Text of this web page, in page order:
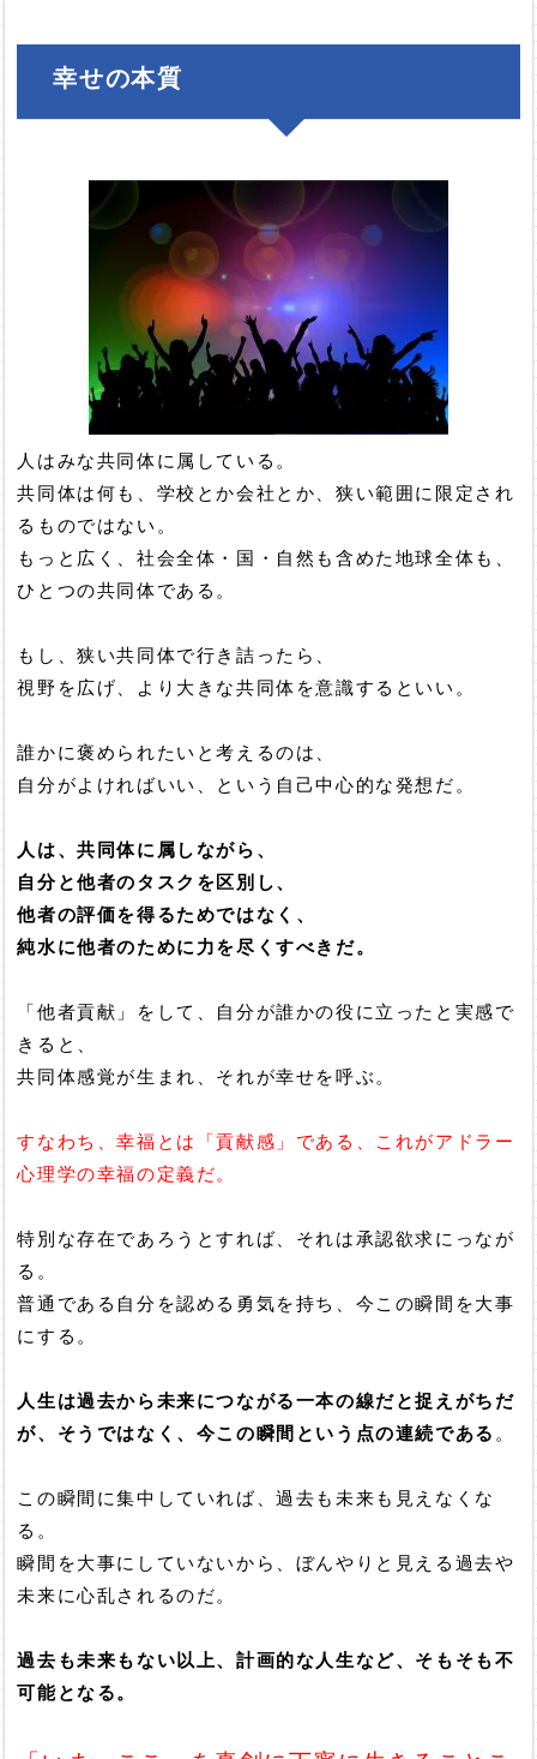
幸せの本質
人はみな共同体に属している。
共同体は何も、学校とか会社とか、狭い範囲に限定され
るものではない。
もっと広く、社会全体・国・自然も含めた地球全体も、
ひとつの共同体である。
もし、狭い共同体で行き詰ったら、
視野を広げ、より大きな共同体を意識するといい。
誰かに褒められたいと考えるのは、
自分がよければいい、という自己中心的な発想だ。
人は、共同体に属しながら、
自分と他者のタスクを区別し、
他者の評価を得るためではなく、
純水に他者のために力を尽くすべきだ。
「他者貢献」をして、自分が誰かの役に立ったと実感で
きると、
共同体感覚が生まれ、それが幸せを呼ぶ。
すなわち、幸福とは「貢献感」である、これがアドラー
心理学の幸福の定義だ。
特別な存在であろうとすれば、それは承認欲求にっなが
る。
普通である自分を認める勇気を持ち、今この瞬間を大事
にする。
人生は過去から未来につながる一本の線だと捉えがちだ
が、そうではなく、今この瞬間という点の連続である 。
この瞬間に集中していれば、過去も未来も見えなくな
る。
瞬間を大事にしていないから、ぼんやりと見える過去や
未来に心乱されるのだ。
過去も未来もない以上、計画的な人生など、そもそも不
可能となる。